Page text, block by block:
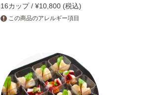
16カップ / ¥10,800 (税込)
この商品のアレルギー項目